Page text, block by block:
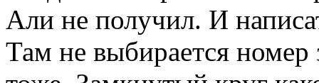
Али не получил. И
Там не выбирается номер